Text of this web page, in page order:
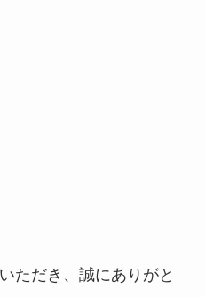
ただき、誠にありがと